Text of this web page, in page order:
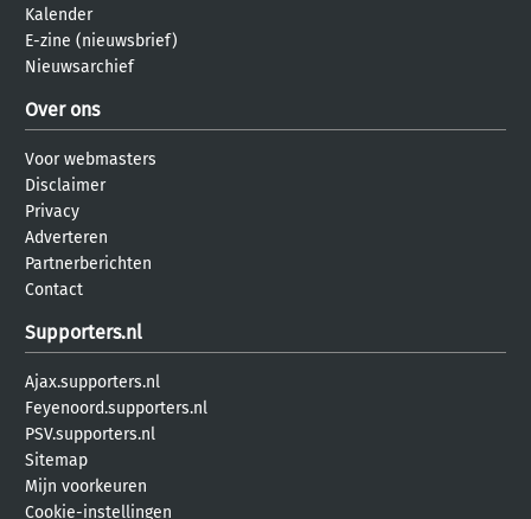
Kalender
E-zine (nieuwsbrief)
Nieuwsarchief
Over ons
Voor webmasters
Disclaimer
Privacy
Adverteren
Partnerberichten
Contact
Supporters.nl
Ajax.supporters.nl
Feyenoord.supporters.nl
PSV.supporters.nl
Sitemap
Mijn voorkeuren
Cookie-instellingen